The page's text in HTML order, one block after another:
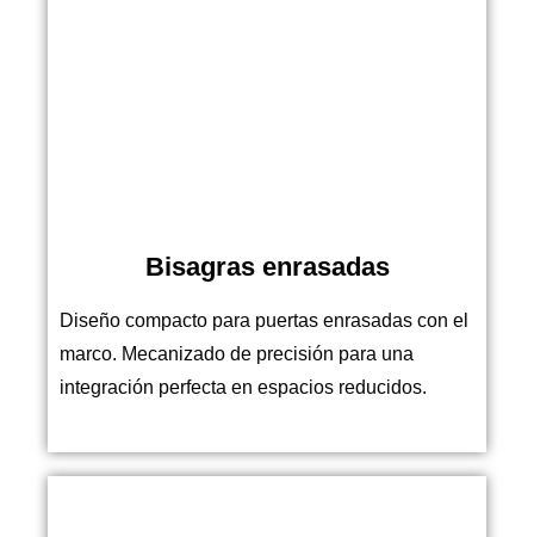
Bisagras enrasadas
Diseño compacto para puertas enrasadas con el
marco. Mecanizado de precisión para una
integración perfecta en espacios reducidos.